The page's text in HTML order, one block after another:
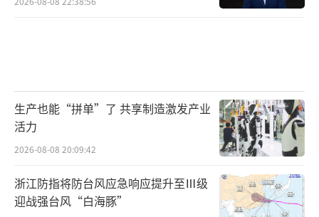
生产也能“拼单”了 共享制造激发产业
活力
2026-08-08 20:09:42
浙江防指将防台风应急响应提升至Ⅲ级
迎战强台风“白海豚”